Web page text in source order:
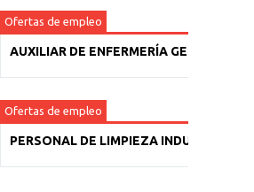
Ofertas de empleo
AUXILIAR DE ENFERMERÍA GERIÁTRICA
Ofertas de empleo
PERSONAL DE LIMPIEZA INDUSTRIAL